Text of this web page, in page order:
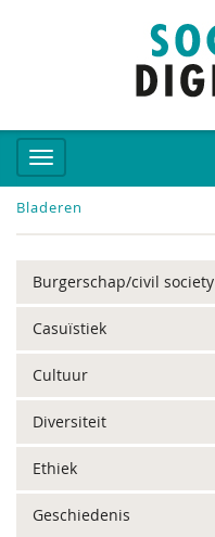
Bladeren
Burgerschap/civil society
Casuïstiek
Cultuur
Diversiteit
Ethiek
Geschiedenis